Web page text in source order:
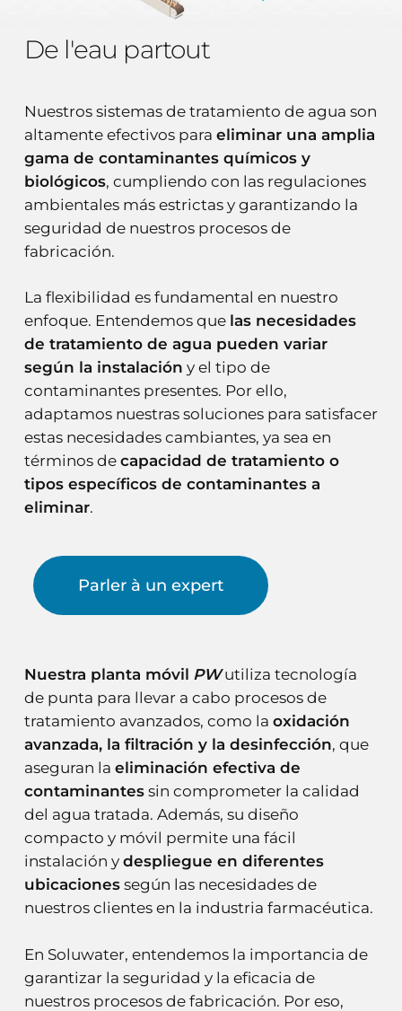
De l'eau partout
Nuestros sistemas de tratamiento de agua son
altamente efectivos para eliminar una amplia
gama de contaminantes químicos y
biológicos, cumpliendo con las regulaciones
ambientales más estrictas y garantizando la
seguridad de nuestros procesos de
fabricación.
La flexibilidad es fundamental en nuestro
enfoque. Entendemos que las necesidades
de tratamiento de agua pueden variar
según la instalación y el tipo de
contaminantes presentes. Por ello,
adaptamos nuestras soluciones para satisfacer
estas necesidades cambiantes, ya sea en
términos de capacidad de tratamiento o
tipos específicos de contaminantes a
eliminar.
Parler à un expert
Nuestra planta móvil PWutiliza tecnología
de punta para llevar a cabo procesos de
tratamiento avanzados, como la oxidación
avanzada, la filtración y la desinfección, que
aseguran la eliminación efectiva de
contaminantessin comprometer la calidad
del agua tratada. Además, su diseño
compacto y móvil permite una fácil
instalación y despliegue en diferentes
ubicacionessegún las necesidades de
nuestros clientes en la industria farmacéutica.
En Soluwater, entendemos la importancia de
garantizar la seguridad y la eficacia de
nuestros procesos de fabricación. Por eso,